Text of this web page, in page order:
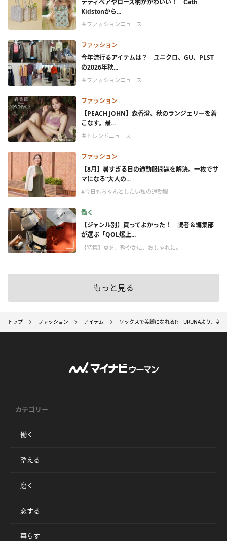
Kidstonから...
＃ファッションニュース
ファッション
今年流行るアイテムは？ ユニクロ、GU、PLST
の2026年秋...
＃ファッションニュース
ファッション
【PEACH JOHN】森香澄、秋のランジェリーを着
こなす。最...
＃トレンドニュース
ファッション
【8月】暑すぎる日の通勤服問題を解決。一枚でサ
マになる“大人の...
#今日もちゃんとしたい私の通勤服
働く
【ジャンル別】買ってよかった！ 読者＆編集部
が選ぶ「QOL爆上...
【特集】夏を、軽やかに、おしゃれに。
もっと見る
トップ ファッション アイテム ソックスで美脚になれる!? URUNAより、美
カテゴリー
働く
整える
磨く
恋する
暮らす